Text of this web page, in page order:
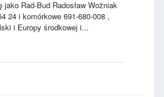
Rad-Bud Radosław Wożniak
24 i komórkowe 691-680-008 ,
i Europy środkowej i...